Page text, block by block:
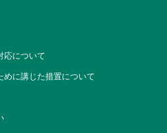
応について
めに講じた措置について